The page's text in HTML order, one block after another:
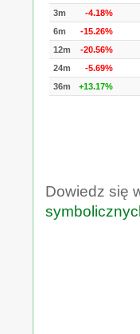
3m
-4.18%
6m
-15.26%
12m
-20.56%
24m
-5.69%
36m
+13.17%
Dowiedz się